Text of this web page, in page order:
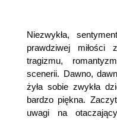
Niezwykła,
prawdziwej
tragizmu,
scenerii. Dawno,
żyła sobie zwykła
bardzo piękna.
uwagi na